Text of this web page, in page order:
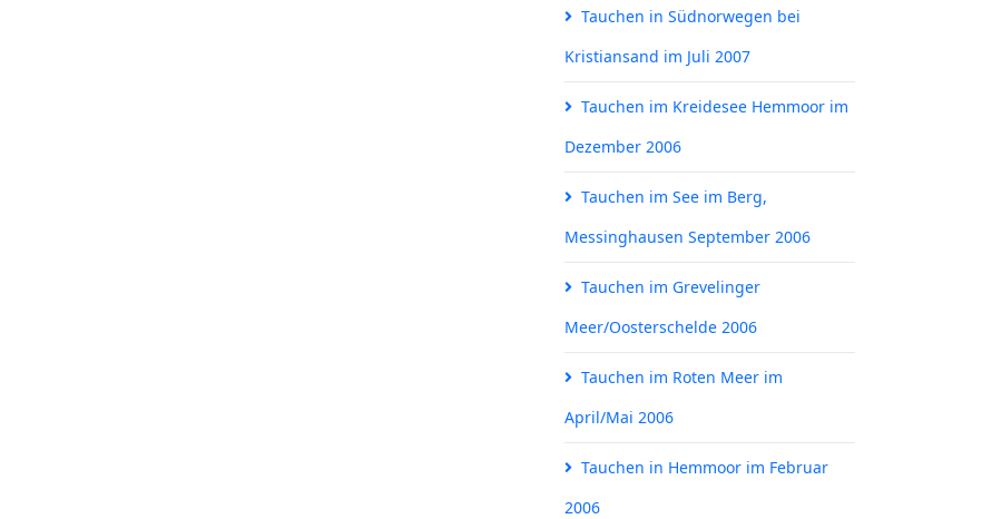
Tauchen in Südnorwegen bei
Kristiansand im Juli 2007
Tauchen im Kreidesee Hemmoor im
Dezember 2006
Tauchen im See im Berg,
Messinghausen September 2006
Tauchen im Grevelinger
Meer/Oosterschelde 2006
Tauchen im Roten Meer im
April/Mai 2006
Tauchen in Hemmoor im Februar
2006